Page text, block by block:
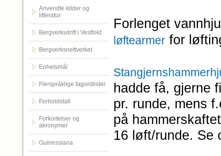
Anvendte kilder og
litteratur
Bergverksdrift i Vestfold
Bergverksnettverket
Enhetsmål
Flerspråklige fagordlister
Forholdstall
Forkortelser og
akronymer
Guinessiana
Forlenget
løftearmer for
hadde få, gjerne
pr. runde, mens
på
16 løft/runde. Se